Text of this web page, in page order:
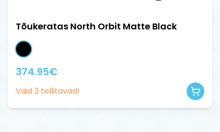
Tõukeratas North Orbit Matte Black
374.95€
Vaid3 tellitavad!